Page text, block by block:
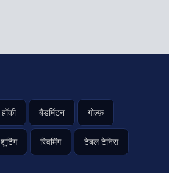
हॉकी बैडमिंटन गोल्फ़
शूटिंग स्विमिंग टेबल टेनिस